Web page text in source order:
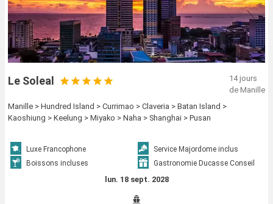
Le Soleal
14 jours
de Manille
Manille > Hundred Island > Currimao > Claveria > Batan Island >
Kaoshiung > Keelung > Miyako > Naha > Shanghai > Pusan
Luxe Francophone
Service Majordome inclus
Boissons incluses
Gastronomie Ducasse Conseil
lun. 18 sept. 2028